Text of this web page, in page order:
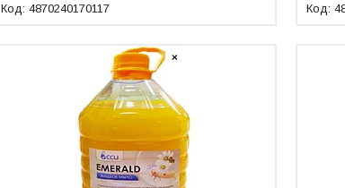
4870240170117